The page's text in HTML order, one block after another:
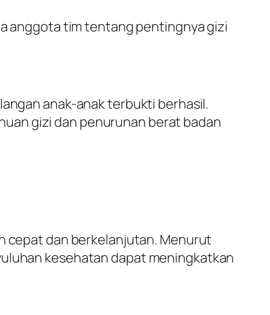
anggota tim tentang pentingnya gizi
anak-anak terbukti berhasil.
gizi dan penurunan berat badan
cepat dan berkelanjutan. Menurut
kesehatan dapat meningkatkan